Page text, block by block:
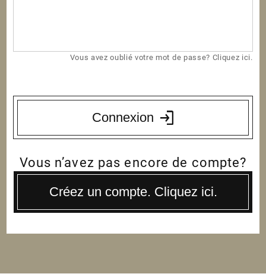
Vous avez oublié votre mot de passe? Cliquez ici.
Connexion
Vous n’avez pas encore de compte?
Créez un compte. Cliquez ici.